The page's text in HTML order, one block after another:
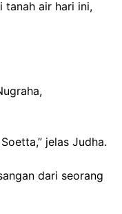
tanah air hari ini,
jelas Judha.
dari seorang